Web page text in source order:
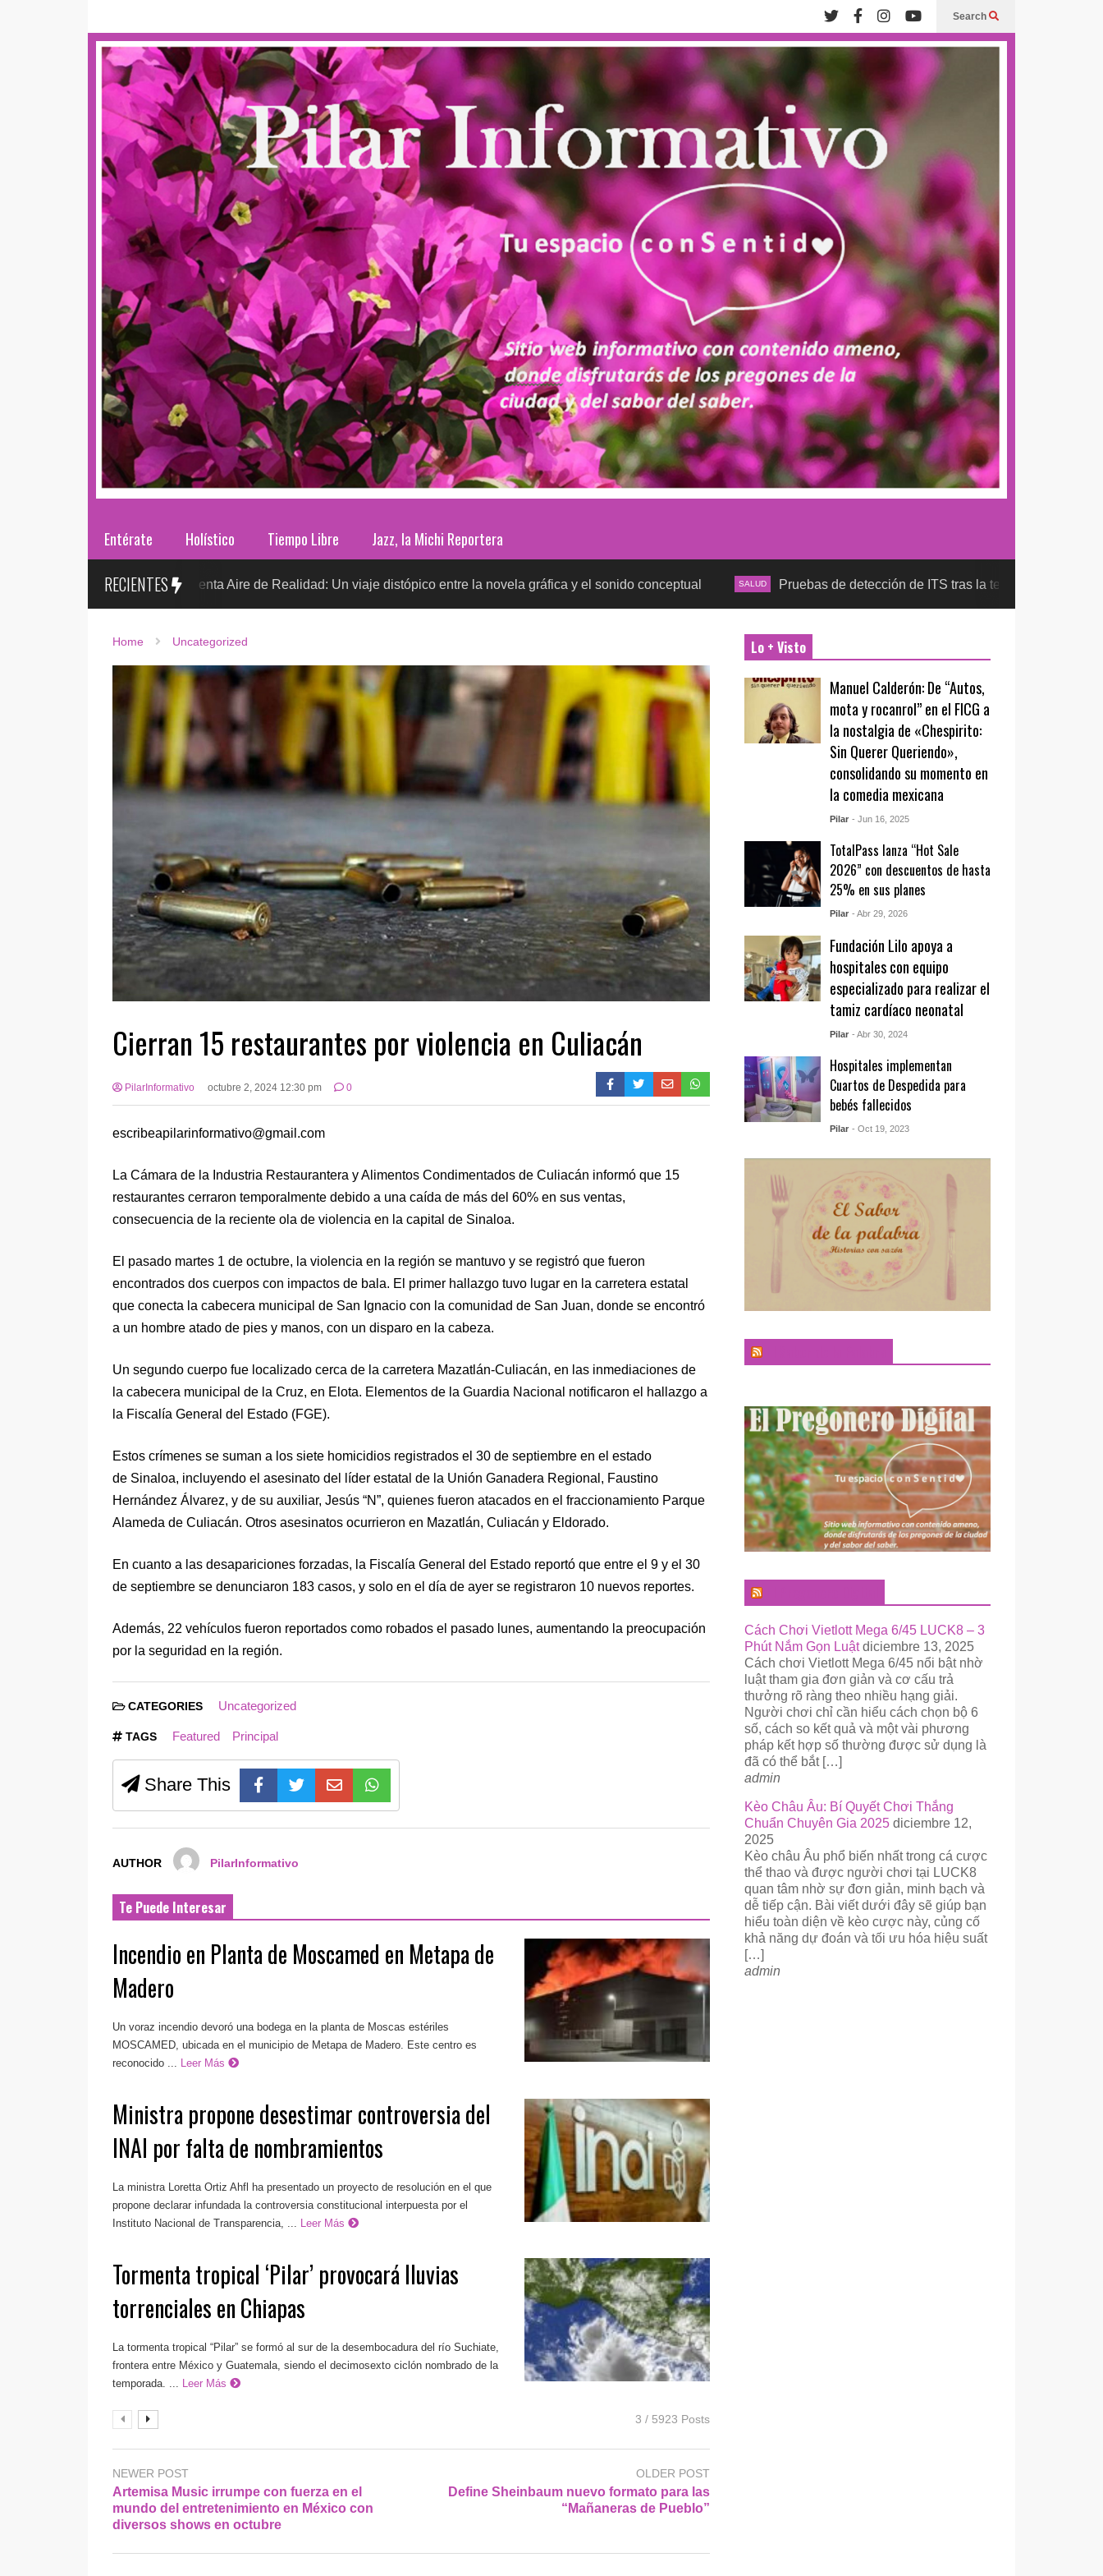
Search
Entérate Holístico Tiempo Libre Jazz, la Michi Reportera
RECIENTES
Sr. González presenta Aire de Realidad: Un viaje distópico entre la novela gráfica y el sonido conceptual SALUD Pruebas de detección de ITS tras la temporada futbolera,
Home Uncategorized
Cierran 15 restaurantes por violencia en Culiacán
PilarInformativo octubre 2, 2024 12:30 pm 0
escribeapilarinformativo@gmail.com
La Cámara de la Industria Restaurantera y Alimentos Condimentados de Culiacán informó que 15
restaurantes cerraron temporalmente debido a una caída de más del 60% en sus ventas,
consecuencia de la reciente ola de violencia en la capital de Sinaloa.
El pasado martes 1 de octubre, la violencia en la región se mantuvo y se registró que fueron
encontrados dos cuerpos con impactos de bala. El primer hallazgo tuvo lugar en la carretera estatal
que conecta la cabecera municipal de San Ignacio con la comunidad de San Juan, donde se encontró
a un hombre atado de pies y manos, con un disparo en la cabeza.
Un segundo cuerpo fue localizado cerca de la carretera Mazatlán-Culiacán, en las inmediaciones de
la cabecera municipal de la Cruz, en Elota. Elementos de la Guardia Nacional notificaron el hallazgo a
la Fiscalía General del Estado (FGE).
Estos crímenes se suman a los siete homicidios registrados el 30 de septiembre en el estado
de Sinaloa, incluyendo el asesinato del líder estatal de la Unión Ganadera Regional, Faustino
Hernández Álvarez, y de su auxiliar, Jesús “N”, quienes fueron atacados en el fraccionamiento Parque
Alameda de Culiacán. Otros asesinatos ocurrieron en Mazatlán, Culiacán y Eldorado.
En cuanto a las desapariciones forzadas, la Fiscalía General del Estado reportó que entre el 9 y el 30
de septiembre se denunciaron 183 casos, y solo en el día de ayer se registraron 10 nuevos reportes.
Además, 22 vehículos fueron reportados como robados el pasado lunes, aumentando la preocupación
por la seguridad en la región.
CATEGORIES Uncategorized
TAGS Featured Principal
Share This
AUTHOR PilarInformativo
Te Puede Interesar
Incendio en Planta de Moscamed en Metapa de
Madero
Un voraz incendio devoró una bodega en la planta de Moscas estériles
MOSCAMED, ubicada en el municipio de Metapa de Madero. Este centro es
reconocido ...
Leer Más
Ministra propone desestimar controversia del
INAI por falta de nombramientos
La ministra Loretta Ortiz Ahfl ha presentado un proyecto de resolución en el que
propone declarar infundada la controversia constitucional interpuesta por el
Instituto Nacional de Transparencia, ...
Leer Más
Tormenta tropical ‘Pilar’ provocará lluvias
torrenciales en Chiapas
La tormenta tropical “Pilar” se formó al sur de la desembocadura del río Suchiate,
frontera entre México y Guatemala, siendo el decimosexto ciclón nombrado de la
temporada. ...
Leer Más
3 / 5923 Posts
NEWER POST
Artemisa Music irrumpe con fuerza en el
mundo del entretenimiento en México con
diversos shows en octubre
OLDER POST
Define Sheinbaum nuevo formato para las
“Mañaneras de Pueblo”
Lo + Visto
Manuel Calderón: De “Autos,
mota y rocanrol” en el FICG a
la nostalgia de «Chespirito:
Sin Querer Queriendo»,
consolidando su momento en
la comedia mexicana
Pilar - Jun 16, 2025
TotalPass lanza “Hot Sale
2026” con descuentos de hasta
25% en sus planes
Pilar - Abr 29, 2026
Fundación Lilo apoya a
hospitales con equipo
especializado para realizar el
tamiz cardíaco neonatal
Pilar - Abr 30, 2024
Hospitales implementan
Cuartos de Despedida para
bebés fallecidos
Pilar - Oct 19, 2023
Cách Chơi Vietlott Mega 6/45 LUCK8 – 3
Phút Nắm Gọn Luật diciembre 13, 2025
Cách chơi Vietlott Mega 6/45 nổi bật nhờ
luật tham gia đơn giản và cơ cấu trả
thưởng rõ ràng theo nhiều hạng giải.
Người chơi chỉ cần hiểu cách chọn bộ 6
số, cách so kết quả và một vài phương
pháp kết hợp số thường được sử dụng là
đã có thể bắt […]
admin
Kèo Châu Âu: Bí Quyết Chơi Thắng
Chuẩn Chuyên Gia 2025 diciembre 12,
2025
Kèo châu Âu phổ biến nhất trong cá cược
thể thao và được người chơi tại LUCK8
quan tâm nhờ sự đơn giản, minh bạch và
dễ tiếp cận. Bài viết dưới đây sẽ giúp bạn
hiểu toàn diện về kèo cược này, củng cố
khả năng dự đoán và tối ưu hóa hiệu suất
[…]
admin